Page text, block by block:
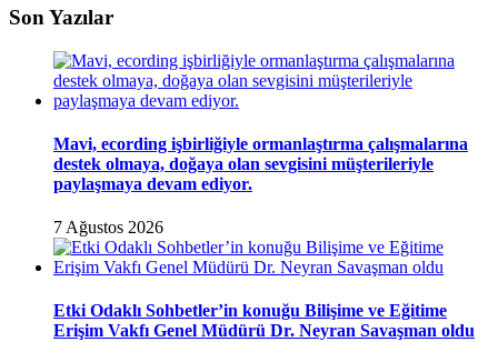
Son Yazılar
Mavi, ecording işbirliğiyle ormanlaştırma çalışmalarına
destek olmaya, doğaya olan sevgisini müşterileriyle
paylaşmaya devam ediyor.
7 Ağustos 2026
Etki Odaklı Sohbetler’in konuğu Bilişime ve Eğitime
Erişim Vakfı Genel Müdürü Dr. Neyran Savaşman oldu